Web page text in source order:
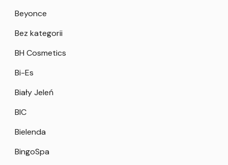
Beyonce
Bez kategorii
BH Cosmetics
Bi-Es
Biały Jeleń
BIC
Bielenda
BingoSpa